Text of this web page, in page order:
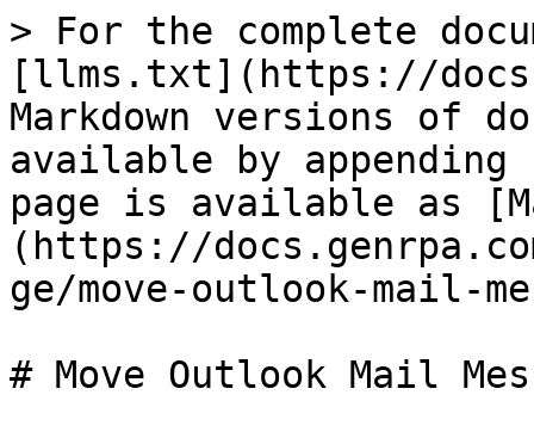
> For the complete
[llms.txt](https://
Markdown versions of
available by
page is available as
(https://
ge/move-outlook-mail-
# Move Outlook Mail